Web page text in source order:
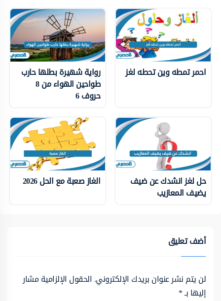
احمر تمطه وين تحطه لغز رواية شهيرة بطلها حارب
طواحين الهواء من 8
حروف 6
حل لغز انشدك عن ضيف
يضيف المعازيب
الغاز صعبة مع الحل 2026
أضف تعليق
لن يتم نشر عنوان بريدك الإلكتروني. الحقول الإلزامية مشار
إليها بـ*